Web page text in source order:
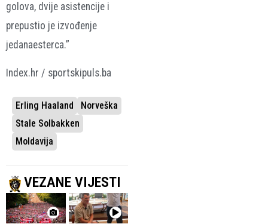
golova, dvije asistencije i
prepustio je izvođenje
jedanaesterca.”
Index.hr / sportskipuls.ba
Erling Haaland
Norveška
Stale Solbakken
Moldavija
VEZANE VIJESTI